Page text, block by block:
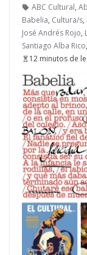
ABC Cultural,
Babelia, Cultura/s,
José Andrés Rojo,
Santiago Alba Rico,
12 minutos de